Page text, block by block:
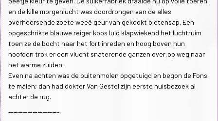
en de kille morgenlucht was doordrongen van de alles
overheersende zoete weeë geur van gekookt bietensap. Een
opgeschrikte blauwe reiger koos luid klapwiekend het luchtruim
toen ze de bocht naar het fort inreden en hoog boven hun
hoofden trok er een vlucht snaterende ganzen over,op weg naar
het warme zuiden.
Even na achten was de buitenmolen opgetuigd en begon de Fons
te malen; dan had dokter Van Gestel zijn eerste huisbezoek al
achter de rug.
---------------------